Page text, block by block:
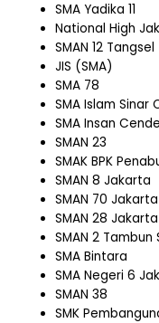
SMA Yadika 11
National High
SMAN 12 Tangsel
JIS (SMA)
SMA 78
SMA Islam Sinar
SMA Insan
SMAN 23
SMAK BPK
SMAN 8 Jakarta
SMAN 70 Jakarta
SMAN 28 Jakarta
SMAN 2 Tambun
SMA Bintara
SMA Negeri 6
SMAN 38
SMK